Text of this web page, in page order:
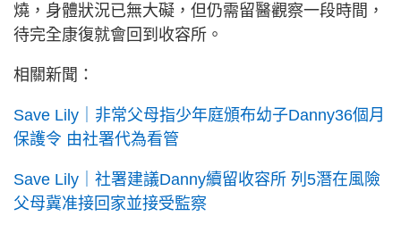
燒，身體狀況已無大礙，但仍需留醫觀察一段時間，
待完全康復就會回到收容所。
相關新聞：
Save Lily｜非常父母指少年庭頒布幼子Danny36個月
保護令 由社署代為看管
Save Lily｜社署建議Danny續留收容所 列5潛在風險
父母冀准接回家並接受監察